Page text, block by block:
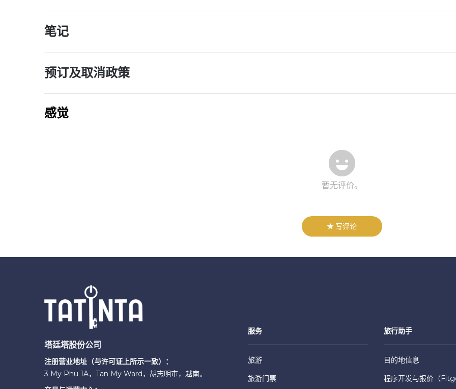
笔记
预订及取消政策
感觉
暂无评价。
写评论
塔廷塔股份公司
注册营业地址（与许可证上所示一致）：
3 My Phu 1A，Tan My Ward，胡志明市，越南。
服务
旅游
旅游门票
旅行助手
目的地信息
程序开发与报价（